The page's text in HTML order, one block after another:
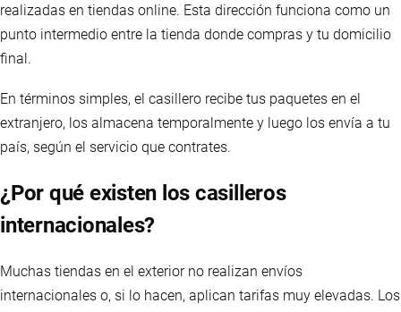
realizadas en tiendas online. Esta dirección funciona como un
punto intermedio entre la tienda donde compras y tu domicilio
final.
En términos simples, el casillero recibe tus paquetes en el
extranjero, los almacena temporalmente y luego los envía a tu
país, según el servicio que contrates.
¿Por qué existen los casilleros
internacionales?
Muchas tiendas en el exterior no realizan envíos
internacionales o, si lo hacen, aplican tarifas muy elevadas. Los